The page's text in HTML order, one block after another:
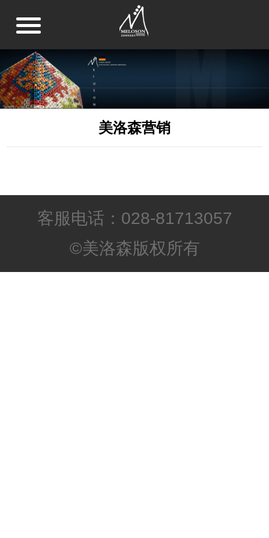
美洛森营销
客服电话：028-81713057
©美洛森版权所有